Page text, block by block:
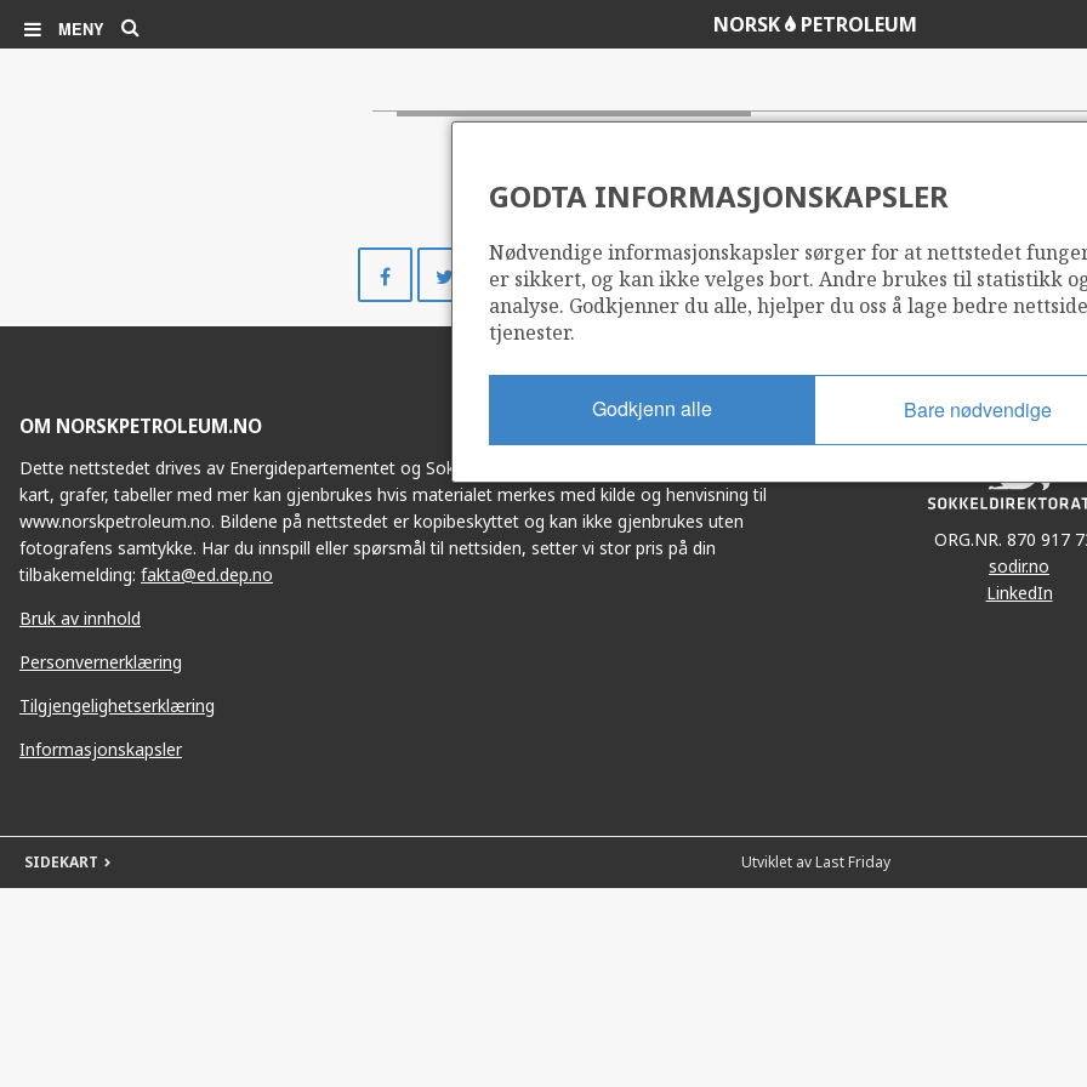
MENY NORSK PETROLEUM
på
Facebook
Del
på
Twitter
Del
på
LinkedIn
Del
i
e-
GODTA INFORMASJONSKAPSLER
Nødvendige informasjonskapsler sørger for at nettstedet
er sikkert, og kan ikke velges bort. Andre brukes til statistikk
analyse. Godkjenner du alle, hjelper du oss å lage bedre
tjenester.
Godkjenn alle Bare nødvendige
OM NORSKPETROLEUM.NO
Dette nettstedet drives av Energidepartementet og Sokkeldirektoratet i samarbeid. Illustrasjoner,
kart, grafer, tabeller med mer kan gjenbrukes hvis materialet merkes med kilde og henvisning til
www.norskpetroleum.no. Bildene på nettstedet er kopibeskyttet og kan ikke gjenbrukes uten
fotografens samtykke. Har du innspill eller spørsmål til nettsiden, setter vi stor pris på din
tilbakemelding: fakta@ed.dep.no
Bruk av innhold
Personvernerklæring
Tilgjengelighetserklæring
Informasjonskapsler
ORG.NR. 870 917
sodir.no
LinkedIn
SIDEKART Utviklet av Last Friday